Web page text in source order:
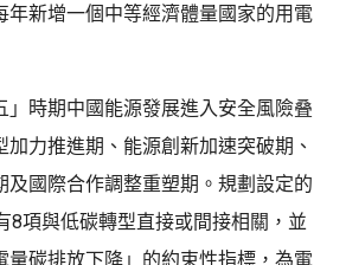
年新增一個中等經濟體量國家的用電
」時期中國能源發展進入安全風險叠
力推進期、能源創新加速突破期、
及國際合作調整重塑期。規劃設定的
8項與低碳轉型直接或間接相關，並
量碳排放下降」的約束性指標，為電